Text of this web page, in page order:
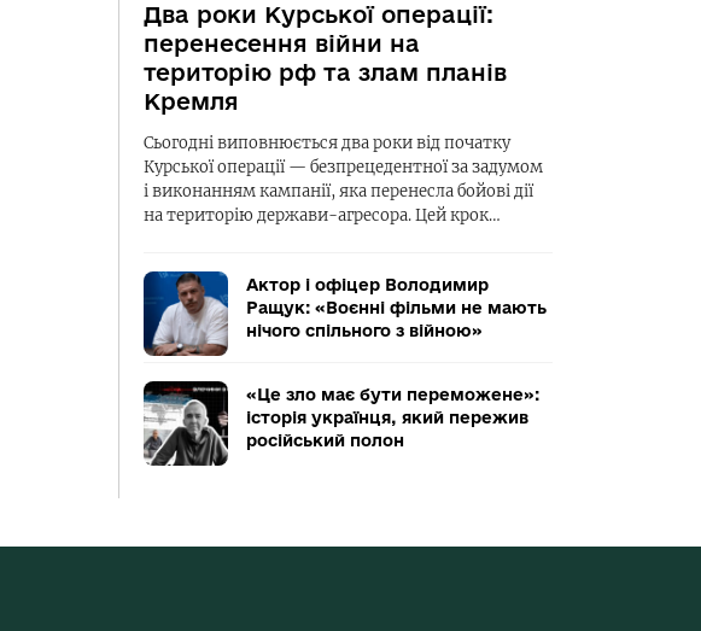
Два роки Курської операції:
перенесення війни на
територію рф та злам планів
Кремля
Сьогодні виповнюється два роки від початку
Курської операції — безпрецедентної за задумом
і виконанням кампанії, яка перенесла бойові дії
на територію держави-агресора. Цей крок…
Актор і офіцер Володимир
Ращук: «Воєнні фільми не мають
нічого спільного з війною»
«Це зло має бути переможене»:
історія українця, який пережив
російський полон